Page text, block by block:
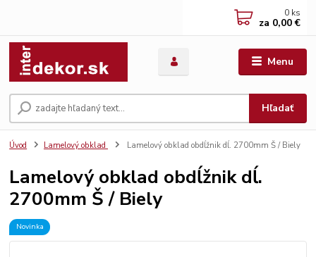
Menu
Hľadať
0 ks
za 0,00 €
Úvod Lamelový obklad Lamelový obklad obdĺžnik dĺ. 2700mm Š / Biely
Lamelový obklad obdĺžnik dĺ.
2700mm Š / Biely
Novinka